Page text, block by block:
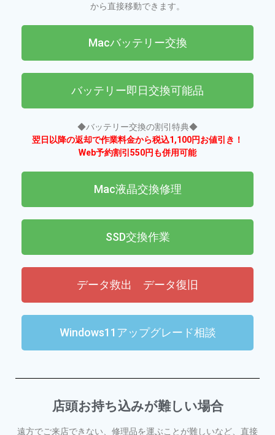
から直接移動できます。
Macバッテリー交換
バッテリー即日交換可能品
◆バッテリー交換の割引特典◆
翌日以降の返却で作業料金から税込1,100円お値引き！
Web予約割引550円も併用可能
Mac液晶交換修理
SSD交換作業
データ救出 データ復旧
Windows11アップグレード相談
店頭お持ち込みが難しい場合
遠方でご来店できない、修理品を運ぶことが難しいなど、直接